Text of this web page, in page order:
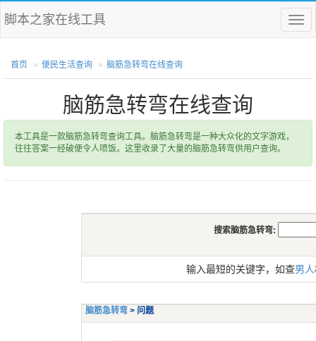
菜
单
脚本之家在线工具
首页 便民生活查询 脑筋急转弯在线查询
脑筋急转弯在线查询
本工具是一款脑筋急转弯查询工具。脑筋急转弯是一种大众化的文字游戏，
往往答案一经破便令人喷饭。这里收录了大量的脑筋急转弯供用户查询。
搜索脑筋急转弯:
输入最短的关键字，如查男人
脑筋急转弯 > 问题